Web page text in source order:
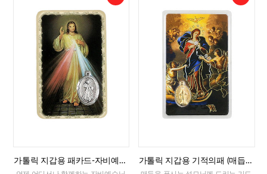
가톨릭 지갑용 패카드-자비예수
님(이태리)
가톨릭 지갑용 기적의패 (매듭을
푸시는 성모님)2